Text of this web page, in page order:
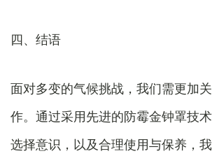
四、结语
面对多变的气候挑战，我们需更加
作。通过采用先进的防霉金钟罩技
选择意识，以及合理使用与保养，